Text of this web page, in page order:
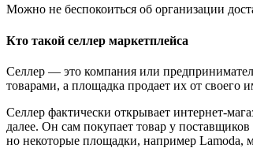
Можно не беспокоиться об организации
Кто такой селлер маркетплейса
Селлер — это компания или
товарами, а площадка продает их от своего
Селлер фактически открывает интернет-
далее. Он сам покупает товар у
но некоторые площадки, например Lamoda,